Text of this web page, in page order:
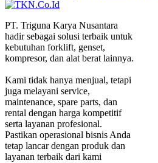
PT. Triguna Karya Nusantara
hadir sebagai solusi terbaik untuk
kebutuhan forklift, genset,
kompresor, dan alat berat lainnya.
Kami tidak hanya menjual, tetapi
juga melayani service,
maintenance, spare parts, dan
rental dengan harga kompetitif
serta layanan profesional.
Pastikan operasional bisnis Anda
tetap lancar dengan produk dan
layanan terbaik dari kami